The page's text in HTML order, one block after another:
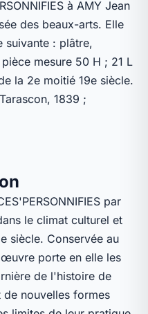
à AMY Jean
des beaux-arts. Elle
suivante : plâtre,
mesure 50 H ; 21 L
la 2e moitié 19e siècle.
1839 ;
par
le climat culturel et
siècle. Conservée au
porte en elle les
de l'histoire de
nouvelles formes